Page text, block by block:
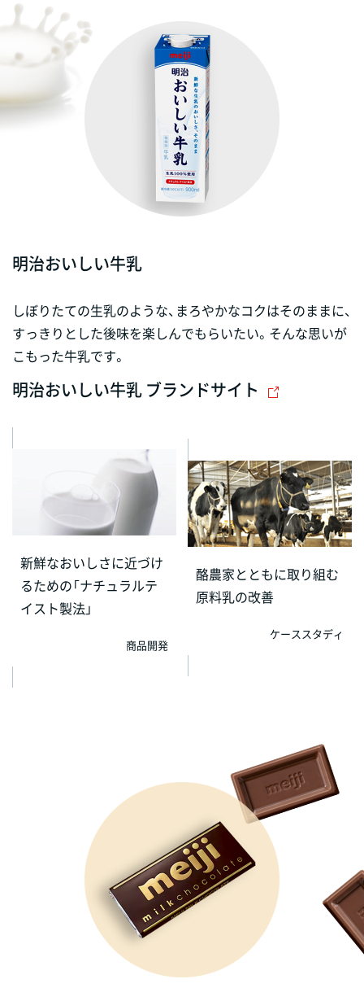
明治おいしい牛乳
しぼりたての生乳のような、まろやかなコクはそのままに、
すっきりとした後味を楽しんでもらいたい。そんな思いが
こもった牛乳です。
明治おいしい牛乳 ブランドサイト
新鮮なおいしさに近づけ
るための「ナチュラルテ
イスト製法」
商品開発
酪農家とともに取り組む
原料乳の改善
ケーススタディ